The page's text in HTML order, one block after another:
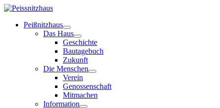
Peißnitzhaus
Das Haus
Geschichte
Bautagebuch
Zukunft
Die Menschen
Verein
Genossenschaft
Mitmachen
Information